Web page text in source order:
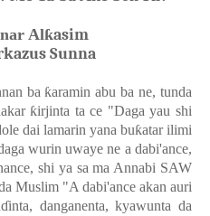
Alƙasim
Sunna
ba ƙaramin abu ba ne, tunda
ƙirjinta ta ce "Daga yau shi
dai lamarin yana buƙatar ilimi
wurin uwaye ne a dabi'ance,
shi ya sa ma Annabi SAW
Muslim "A dabi'ance akan auri
ɗinta, danganenta, kyawunta da